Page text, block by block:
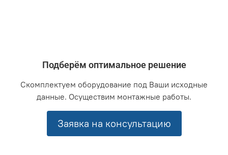
Подберём оптимальное решение
Скомплектуем оборудование под Ваши исходные
данные. Осуществим монтажные работы.
Заявка на консультацию